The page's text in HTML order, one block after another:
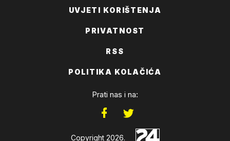
UVJETI KORIŠTENJA
PRIVATNOST
RSS
POLITIKA KOLAČIĆA
Prati nas i na:
Copyright 2026.